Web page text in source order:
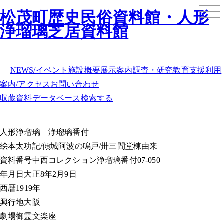
松茂町歴史民俗資料館・人形
浄瑠璃芝居資料館
NEWS/イベント施設概要展示案内調査・研究教育支援利用
案内/アクセスお問い合わせ
収蔵資料データベース検索する
人形浄瑠璃浄瑠璃番付
絵本太功記/傾城阿波の鳴戸/卅三間堂棟由来
資料番号中西コレクション浄瑠璃番付07-050
年月日 大正8年2月9日
西暦1919年
興行地大阪
劇場御霊文楽座